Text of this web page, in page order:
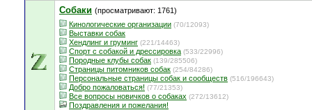
Собаки (просматривают: 1761)
Кинологические организации (70/12093)
Выставки собак
Хендлинг и груминг (221/14463)
Спорт с собакой и дрессировка (533/22996)
Породные клубы собак (139/285506)
Страницы питомников собак (254/84286)
Персональные страницы собак и сообществ (516/196643)
Добро пожаловаться! (77/21353)
Все вопросы новичков о собаках (272/13612)
Поздравления и пожелания!